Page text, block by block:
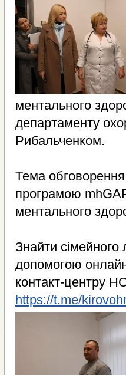
ментального
департаменту
Рибальченком.
Тема обговорення
програмою
ментального
Знайти
допомогою
контакт-центру
https://t.me/